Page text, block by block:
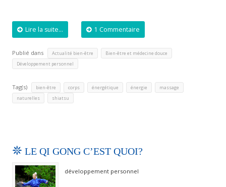
Lire la suite... 1 Commentaire
Publié dans Actualité bien-être Bien-être et médecine douce
Développement personnel
Tag(s) bien-être corps énergétique énergie massage
naturelles shiatsu
LE QI GONG C’EST QUOI?
développement personnel